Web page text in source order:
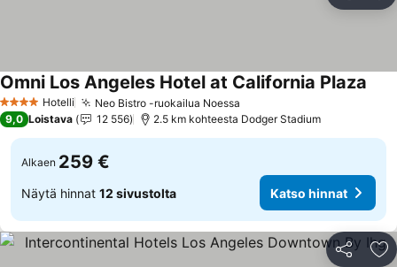
4 Tähtiluokitus
Hotelli Neo Bistro -ruokailua Noessa
Omni Los Angeles Hotel at California Plaza
9,0 Loistava 12 556 2.5 km kohteesta Dodger Stadium
Alkaen 259 €
Näytä hinnat 12 sivustolta Katso hinnat
Jaa